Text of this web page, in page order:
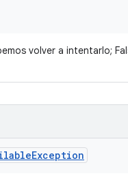
volver a intentarlo;
Exception